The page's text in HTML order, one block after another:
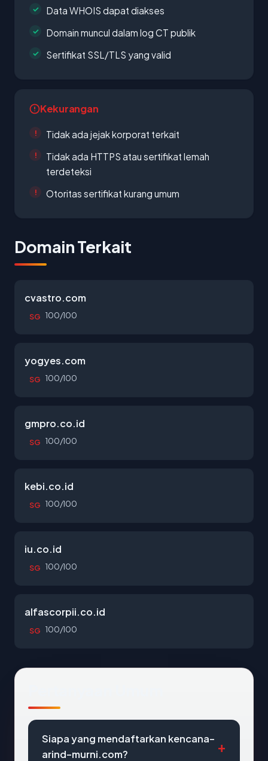
Data WHOIS dapat diakses
Domain muncul dalam log CT publik
Sertifikat SSL/TLS yang valid
Kekurangan
Tidak ada jejak korporat terkait
Tidak ada HTTPS atau sertifikat lemah
terdeteksi
Otoritas sertifikat kurang umum
Domain Terkait
cvastro.com
SG 100/100
yogyes.com
SG 100/100
gmpro.co.id
SG 100/100
kebi.co.id
SG 100/100
iu.co.id
SG 100/100
alfascorpii.co.id
SG 100/100
Siapa yang mendaftarkan kencana-
arind-murni.com?